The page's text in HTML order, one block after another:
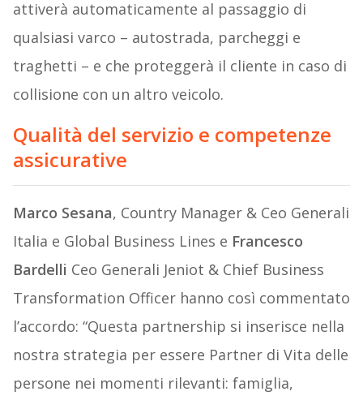
attiverà automaticamente al passaggio di
qualsiasi varco – autostrada, parcheggi e
traghetti – e che proteggerà il cliente in caso di
collisione con un altro veicolo.
Qualità del servizio e competenze
assicurative
Marco Sesana, Country Manager & Ceo Generali
Italia e Global Business Lines e Francesco
Bardelli Ceo Generali Jeniot & Chief Business
Transformation Officer hanno così commentato
l’accordo: “Questa partnership si inserisce nella
nostra strategia per essere Partner di Vita delle
persone nei momenti rilevanti: famiglia,